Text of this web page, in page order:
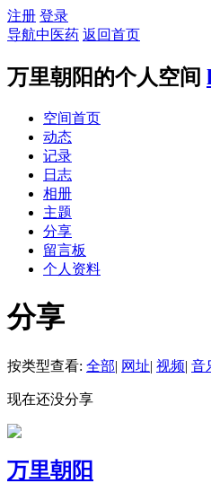
注册 登录
导航中医药 返回首页
万里朝阳的个人空间
空间首页
动态
记录
日志
相册
主题
分享
留言板
个人资料
分享
按类型查看: 全部| 网址| 视频| 音
现在还没分享
万里朝阳